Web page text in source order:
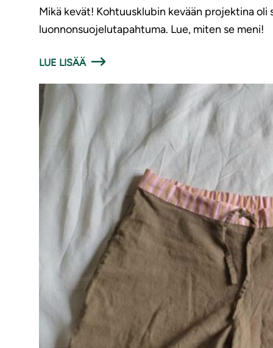
Mikä kevät! Kohtuusklubin kevään projektina
luonnonsuojelutapahtuma. Lue, miten se meni!
LUE LISÄÄ